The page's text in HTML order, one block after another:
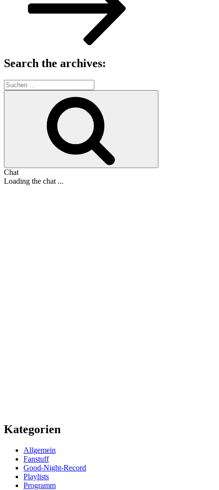
Search the archives:
Suche
nach:
Chat
Loading the chat ...
Kategorien
Allgemein
Fanstuff
Good-Night-Record
Playlists
Programm